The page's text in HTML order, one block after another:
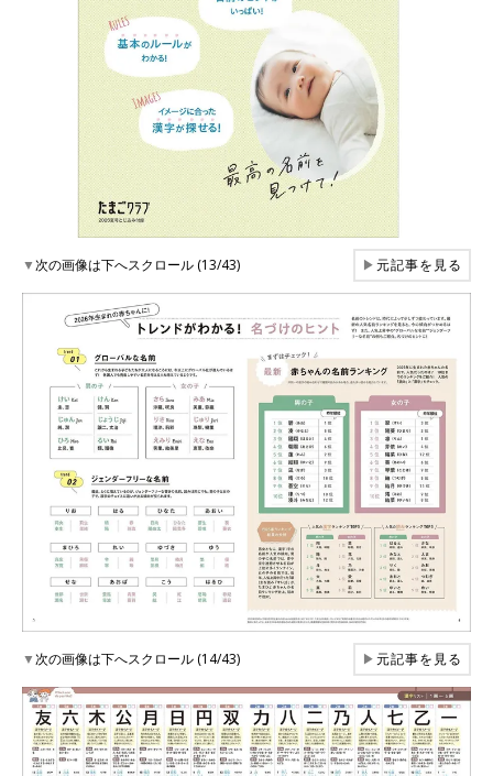
▼次の画像は下へスクロール (13/43) ▶元記事を見る
▼次の画像は下へスクロール (14/43) ▶元記事を見る